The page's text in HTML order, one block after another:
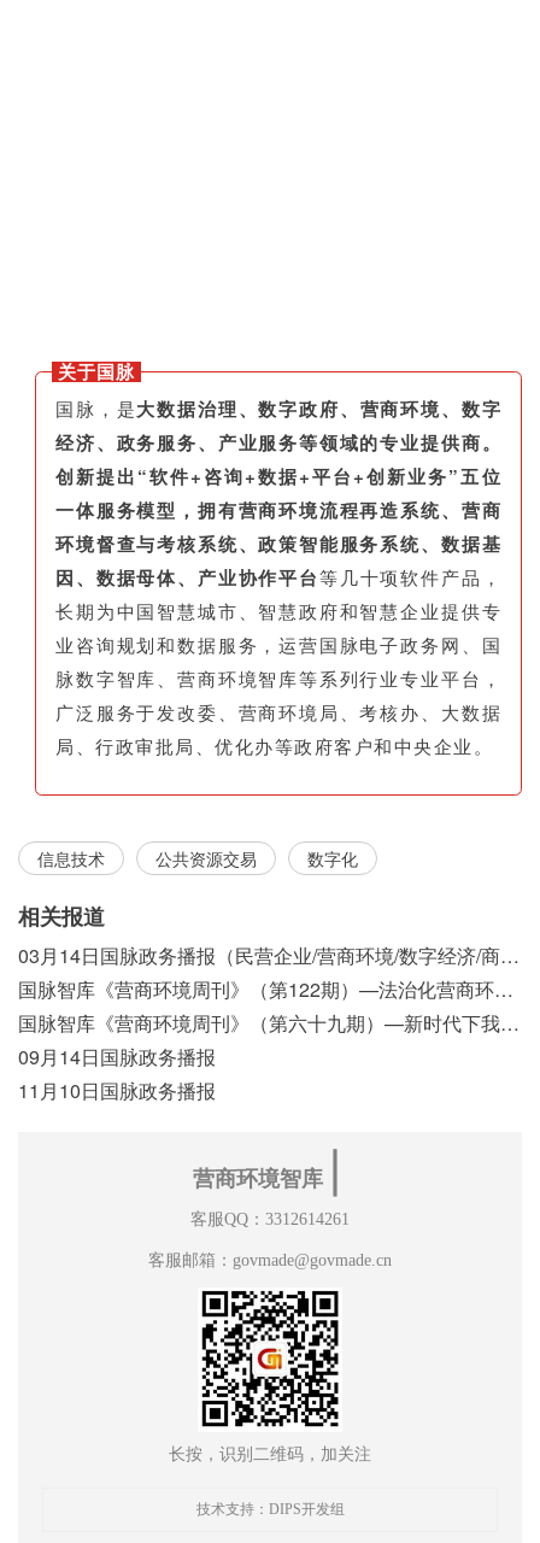
关于国脉
国脉，是大数据治理、数字政府、营商环境、数字
经济、政务服务、产业服务等领域的专业提供商。
创新提出“软件+咨询+数据+平台+创新业务”五位
一体服务模型，拥有营商环境流程再造系统、营商
环境督查与考核系统、政策智能服务系统、数据基
因、数据母体、产业协作平台等几十项软件产品，
长期为中国智慧城市、智慧政府和智慧企业提供专
业咨询规划和数据服务，运营国脉电子政务网、国
脉数字智库、营商环境智库等系列行业专业平台，
广泛服务于发改委、营商环境局、考核办、大数据
局、行政审批局、优化办等政府客户和中央企业。
信息技术 公共资源交易 数字化
相关报道
03月14日国脉政务播报（民营企业/营商环境/数字经济/商事制度改革）
国脉智库《营商环境周刊》（第122期）—法治化营商环境视域下我国行政执法公示制度浅析
国脉智库《营商环境周刊》（第六十九期）—新时代下我国营商环境标准体系构建初探
09月14日国脉政务播报
11月10日国脉政务播报
营商环境智库
客服QQ：3312614261
客服邮箱：govmade@govmade.cn
长按，识别二维码，加关注
技术支持：DIPS开发组